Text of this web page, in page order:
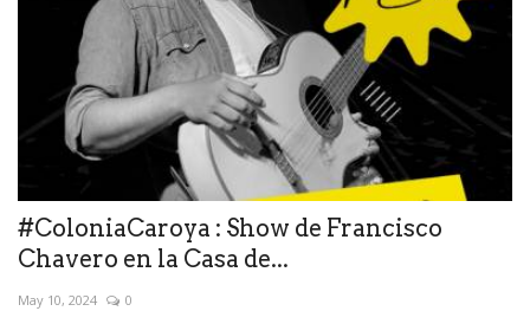
#ColoniaCaroya : Show de Francisco
Chavero en la Casa de...
May 10, 2024 0